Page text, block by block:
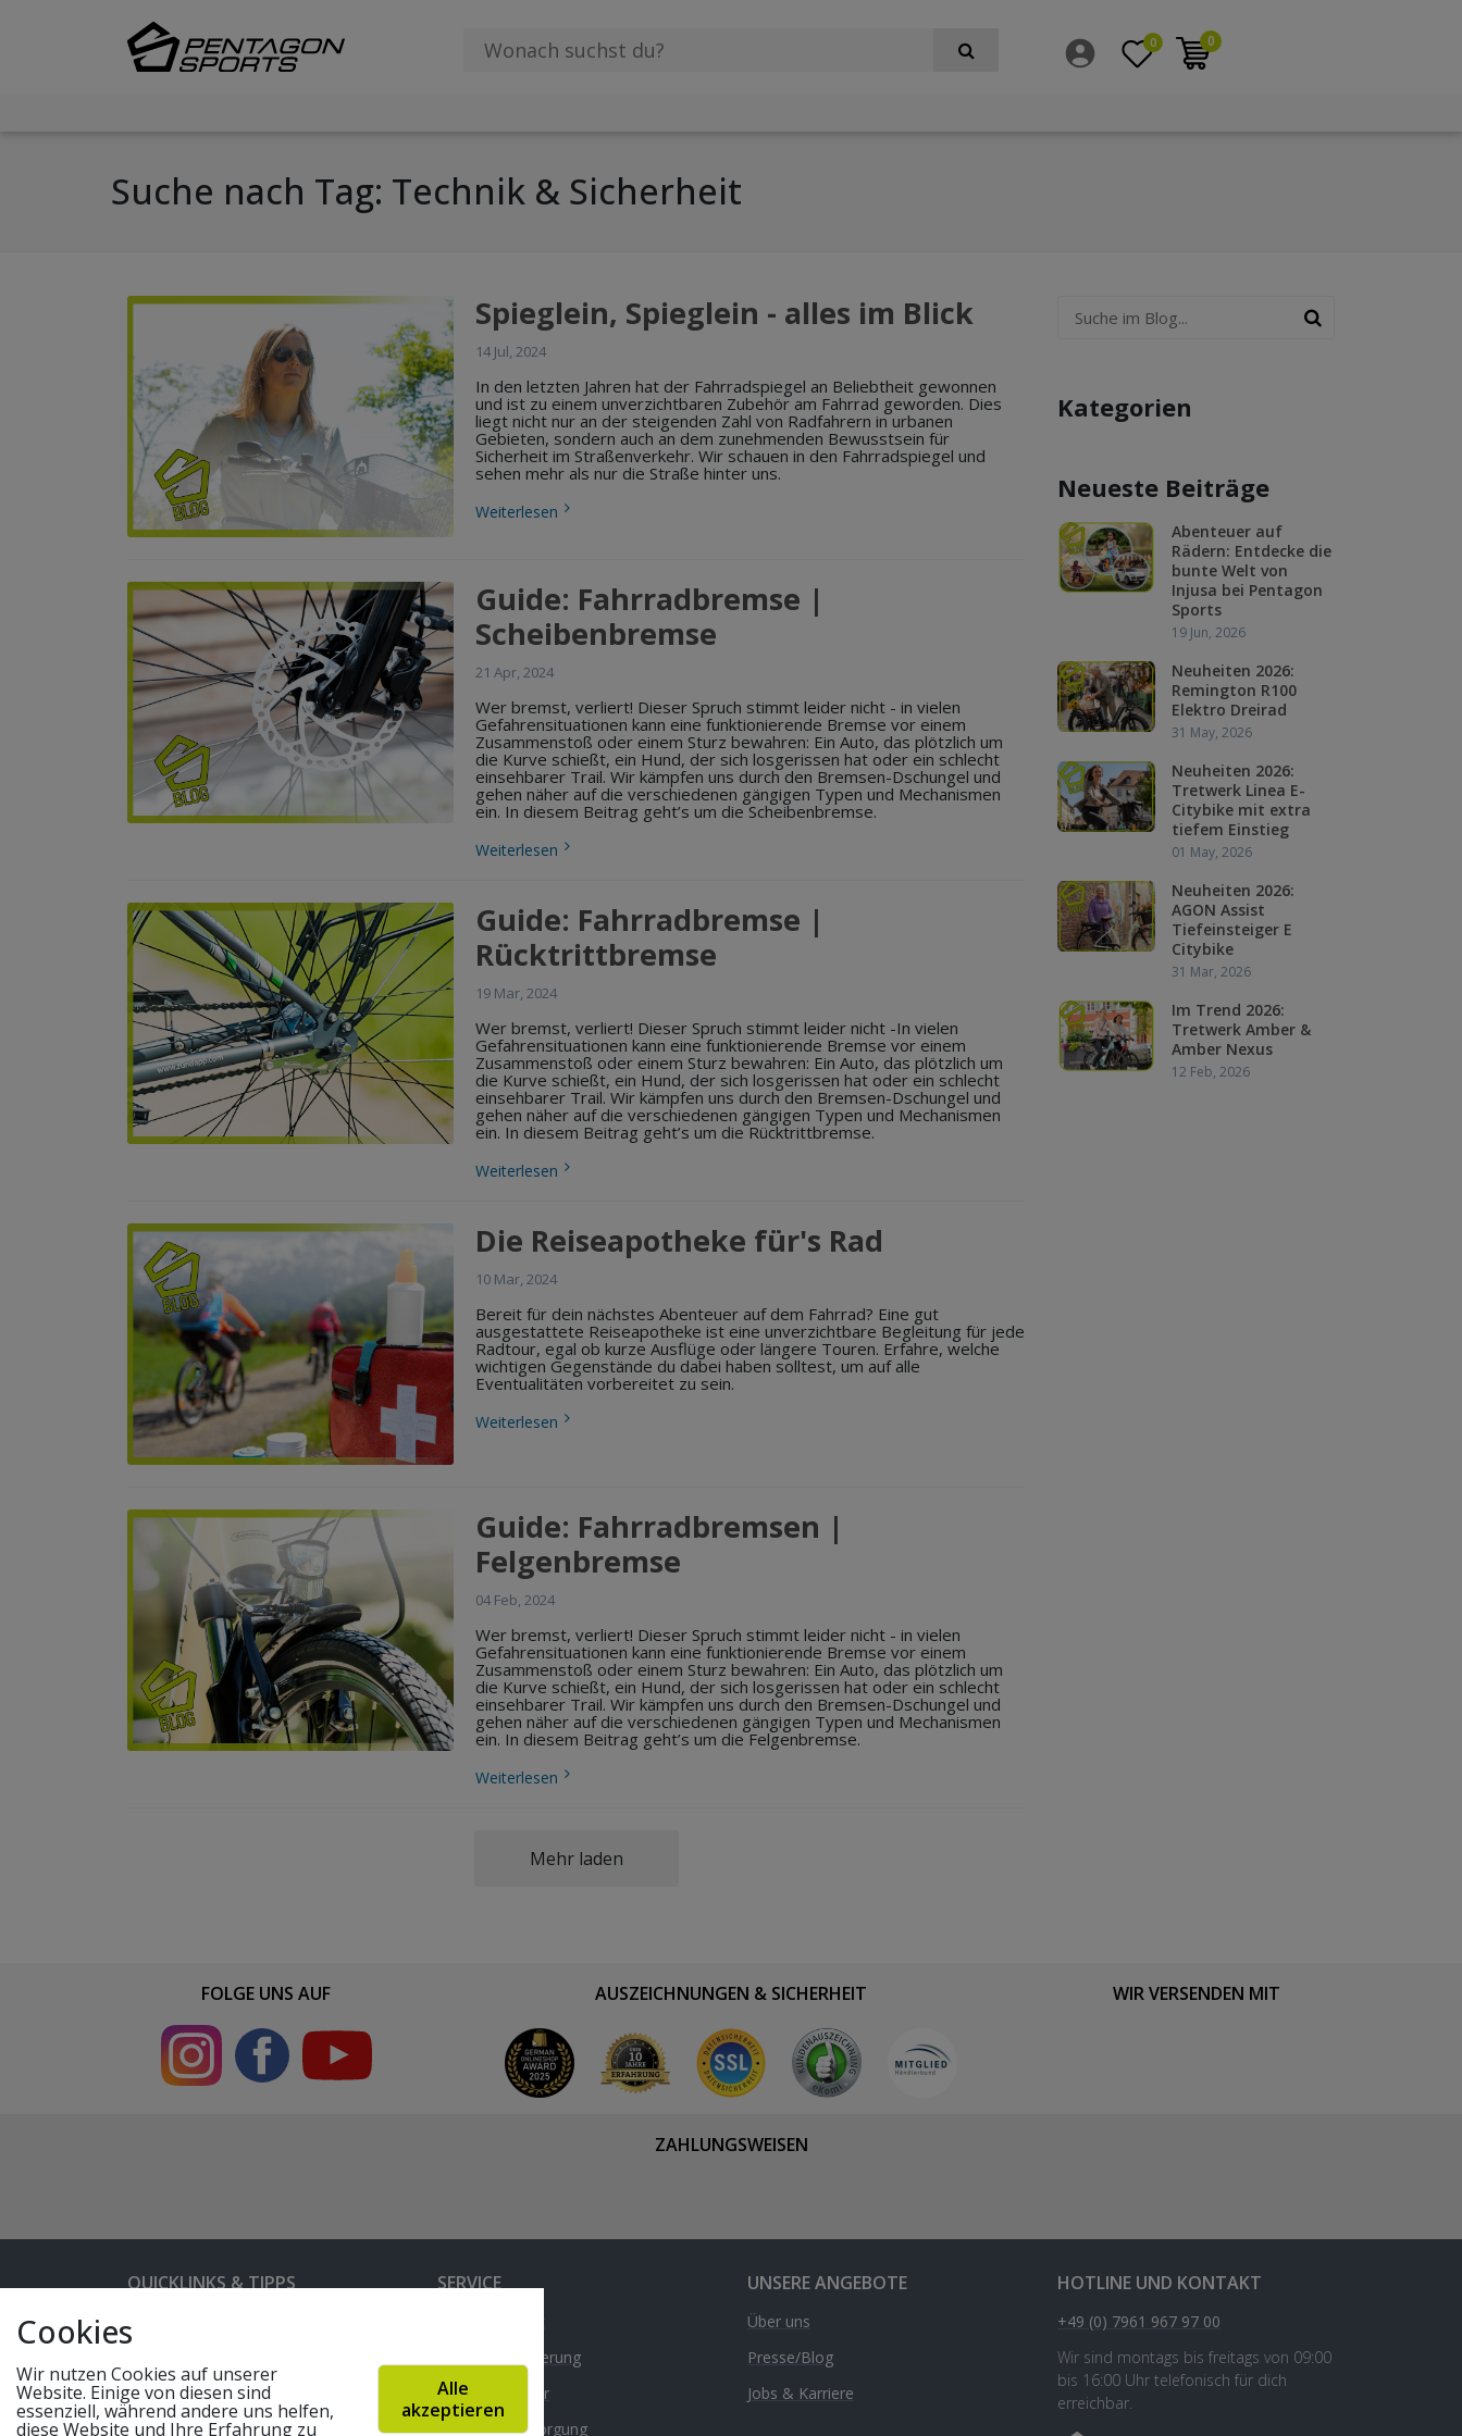
0 0
Suche nach Tag: Technik & Sicherheit
Spieglein, Spieglein - alles im Blick
14 Jul, 2024
In den letzten Jahren hat der Fahrradspiegel an Beliebtheit gewonnen
und ist zu einem unverzichtbaren Zubehör am Fahrrad geworden. Dies
liegt nicht nur an der steigenden Zahl von Radfahrern in urbanen
Gebieten, sondern auch an dem zunehmenden Bewusstsein für
Sicherheit im Straßenverkehr. Wir schauen in den Fahrradspiegel und
sehen mehr als nur die Straße hinter uns.
Weiterlesen
Guide: Fahrradbremse |
Scheibenbremse
21 Apr, 2024
Wer bremst, verliert! Dieser Spruch stimmt leider nicht - in vielen
Gefahrensituationen kann eine funktionierende Bremse vor einem
Zusammenstoß oder einem Sturz bewahren: Ein Auto, das plötzlich um
die Kurve schießt, ein Hund, der sich losgerissen hat oder ein schlecht
einsehbarer Trail. Wir kämpfen uns durch den Bremsen-Dschungel und
gehen näher auf die verschiedenen gängigen Typen und Mechanismen
ein. In diesem Beitrag geht’s um die Scheibenbremse.
Weiterlesen
Guide: Fahrradbremse |
Rücktrittbremse
19 Mar, 2024
Wer bremst, verliert! Dieser Spruch stimmt leider nicht -In vielen
Gefahrensituationen kann eine funktionierende Bremse vor einem
Zusammenstoß oder einem Sturz bewahren: Ein Auto, das plötzlich um
die Kurve schießt, ein Hund, der sich losgerissen hat oder ein schlecht
einsehbarer Trail. Wir kämpfen uns durch den Bremsen-Dschungel und
gehen näher auf die verschiedenen gängigen Typen und Mechanismen
ein. In diesem Beitrag geht’s um die Rücktrittbremse.
Weiterlesen
Die Reiseapotheke für's Rad
10 Mar, 2024
Bereit für dein nächstes Abenteuer auf dem Fahrrad? Eine gut
ausgestattete Reiseapotheke ist eine unverzichtbare Begleitung für jede
Radtour, egal ob kurze Ausflüge oder längere Touren. Erfahre, welche
wichtigen Gegenstände du dabei haben solltest, um auf alle
Eventualitäten vorbereitet zu sein.
Weiterlesen
Guide: Fahrradbremsen |
Felgenbremse
04 Feb, 2024
Wer bremst, verliert! Dieser Spruch stimmt leider nicht - in vielen
Gefahrensituationen kann eine funktionierende Bremse vor einem
Zusammenstoß oder einem Sturz bewahren: Ein Auto, das plötzlich um
die Kurve schießt, ein Hund, der sich losgerissen hat oder ein schlecht
einsehbarer Trail. Wir kämpfen uns durch den Bremsen-Dschungel und
gehen näher auf die verschiedenen gängigen Typen und Mechanismen
ein. In diesem Beitrag geht’s um die Felgenbremse.
Weiterlesen
Mehr laden
Kategorien
Neueste Beiträge
Abenteuer auf
Rädern: Entdecke die
bunte Welt von
Injusa bei Pentagon
Sports
19 Jun, 2026
Neuheiten 2026:
Remington R100
Elektro Dreirad
31 May, 2026
Neuheiten 2026:
Tretwerk Linea E-
Citybike mit extra
tiefem Einstieg
01 May, 2026
Neuheiten 2026:
AGON Assist
Tiefeinsteiger E
Citybike
31 Mar, 2026
Im Trend 2026:
Tretwerk Amber &
Amber Nexus
12 Feb, 2026
FOLGE UNS AUF AUSZEICHNUNGEN & SICHERHEIT WIR VERSENDEN MIT
ZAHLUNGSWEISEN
QUICKLINKS & TIPPS
Kunden-Login
Partnerprogramm
Marken
SERVICE
Versand & Lieferung
Rahmenrechner
Altgeräte-Entsorgung
UNSERE ANGEBOTE
Über uns
Presse/Blog
Jobs & Karriere
HOTLINE UND KONTAKT
+49 (0) 7961 967 97 00
Wir sind montags bis freitags von 09:00
bis 16:00 Uhr telefonisch für dich
erreichbar.
Cookies
Wir nutzen Cookies auf unserer
Website. Einige von diesen sind
essenziell, während andere uns helfen,
diese Website und Ihre Erfahrung zu
Alle
akzeptieren